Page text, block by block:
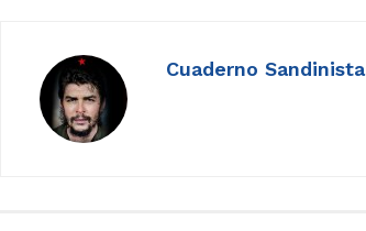
Cuaderno Sandinista